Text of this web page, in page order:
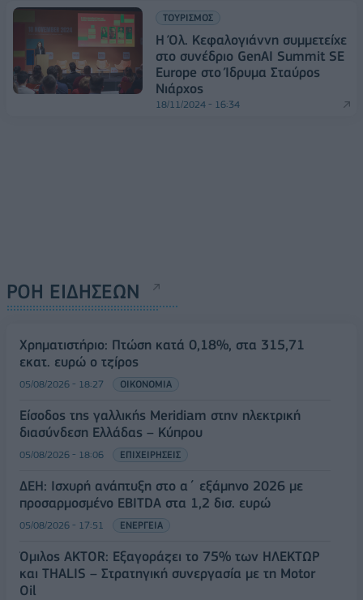
ΤΟΥΡΙΣΜΟΣ
Η Όλ. Κεφαλογιάννη συμμετείχε
στο συνέδριο GenAI Summit SE
Europe στο Ίδρυμα Σταύρος
Νιάρχος
18/11/2024 - 16:34
ΡΟΗ ΕΙΔΗΣΕΩΝ
Χρηματιστήριο: Πτώση κατά 0,18%, στα 315,71
εκατ. ευρώ ο τζίρος
05/08/2026 - 18:27 ΟΙΚΟΝΟΜΙΑ
Είσοδος της γαλλικής Meridiam στην ηλεκτρική
διασύνδεση Ελλάδας – Κύπρου
05/08/2026 - 18:06 ΕΠΙΧΕΙΡΗΣΕΙΣ
ΔΕΗ: Ισχυρή ανάπτυξη στο α΄ εξάμηνο 2026 με
προσαρμοσμένο EBITDA στα 1,2 δισ. ευρώ
05/08/2026 - 17:51 ΕΝΕΡΓΕΙΑ
Όμιλος AKTOR: Εξαγοράζει το 75% των ΗΛΕΚΤΩΡ
και THALIS – Στρατηγική συνεργασία με τη Motor
Oil